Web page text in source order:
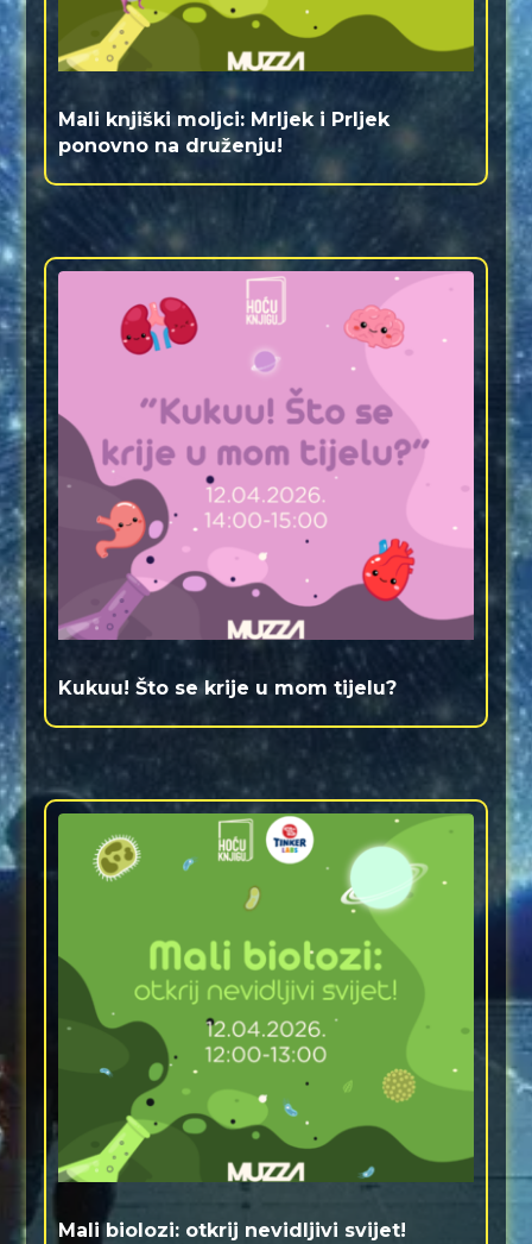
Mali knjiški moljci: Mrljek i Prljek
ponovno na druženju!
Kukuu! Što se krije u mom tijelu?
Mali biolozi: otkrij nevidljivi svijet!